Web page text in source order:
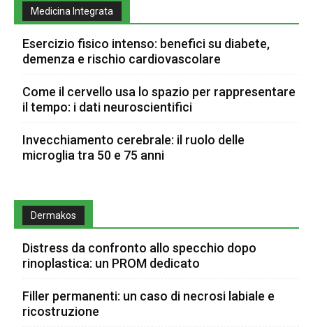
Medicina Integrata
Esercizio fisico intenso: benefici su diabete,
demenza e rischio cardiovascolare
Come il cervello usa lo spazio per rappresentare
il tempo: i dati neuroscientifici
Invecchiamento cerebrale: il ruolo delle
microglia tra 50 e 75 anni
Dermakos
Distress da confronto allo specchio dopo
rinoplastica: un PROM dedicato
Filler permanenti: un caso di necrosi labiale e
ricostruzione